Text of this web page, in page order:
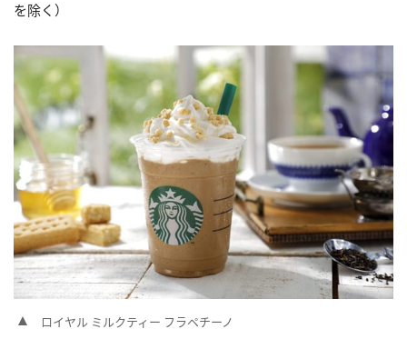
を除く）
ロイヤル ミルクティー フラペチーノ